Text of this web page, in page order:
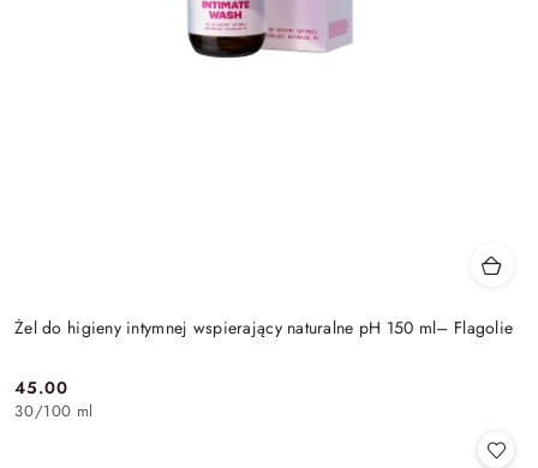
Żel do higieny intymnej wspierający naturalne pH 150 ml– Flagolie
Cena:
45.00
30/100 ml